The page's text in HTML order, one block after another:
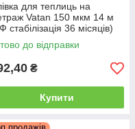
для теплиць на
Vatan 150 мкм 14 м
стабілізація 36 місяців)
до відправки
₴
Купити